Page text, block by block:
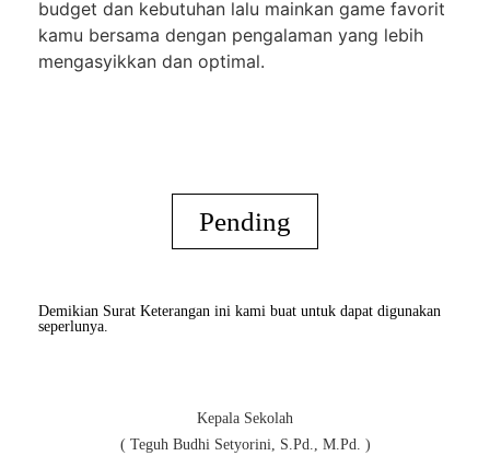
budget dan kebutuhan lalu mainkan game favorit
kamu bersama dengan pengalaman yang lebih
mengasyikkan dan optimal.
Pending
Demikian Surat Keterangan ini kami buat untuk dapat digunakan
seperlunya.
Kepala Sekolah
( Teguh Budhi Setyorini, S.Pd., M.Pd. )